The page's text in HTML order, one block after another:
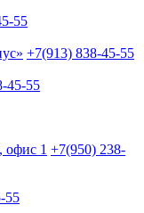
55
+7(913) 838-45-55
45-55
офис 1 +7(950) 238-
55